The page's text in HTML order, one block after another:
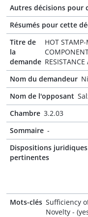
Autres décisions pour
Résumés pour cette
Titre de
la
demande
HOT
Nom du demandeur
Nom de l'opposant
Chambre 3.2.03
Sommaire -
Dispositions juridiques
pertinentes
Mots-clés Sufficiency
Novelty -